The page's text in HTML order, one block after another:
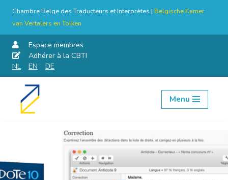
Chambre Belge des Traducteurs et Interprètes | Belgische Kamer
van Vertalers en Tolken
Espace membres
Adhérer à la CBTI
NL
EN DE
Aller
Menu